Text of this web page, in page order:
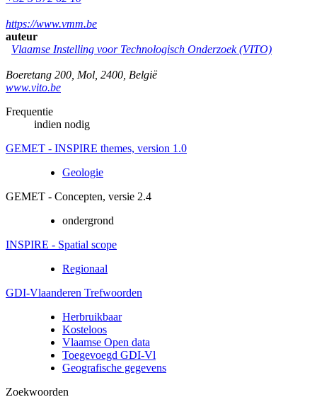
https://www.vmm.be
auteur
Vlaamse Instelling voor Technologisch Onderzoek (VITO)
Boeretang 200 Mol 2400 België
www.vito.be
Frequentie
indien nodig
GEMET - INSPIRE themes, version 1.0
Geologie
GEMET - Concepten, versie 2.4
ondergrond
INSPIRE - Spatial scope
Regionaal
GDI-Vlaanderen Trefwoorden
Herbruikbaar
Kosteloos
Vlaamse Open data
Toegevoegd GDI-Vl
Geografische gegevens
Zoekwoorden